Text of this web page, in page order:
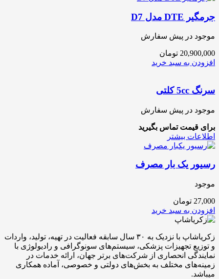
جرمگیر DTE مدل D7
موجود در پیش سفارش
20,900,000 تومان
افزودن به سبد خرید
سرنگ 5cc کلتی
موجود در پیش سفارش
برای قیمت تماس بگیرید
اطلاعات بیشتر
رسیور یک بار مصرف
موجود
27,000 تومان
افزودن به سبد خرید
زکریاشاپ با نزدیک به ۳۰ سال سابقه فعالیت در تهیه، تولید، واردات
و توزیع تجهیزات پزشکی، سیستم‌های سونوگرافی و رادیولوژی با
نمایندگی انحصاری از شرکت‌های برتر جهان، ارائه خدمات در
زمینه‌های مختلف به بخش‌های دولتی و خصوصی، آماده همکاری
میباشد.